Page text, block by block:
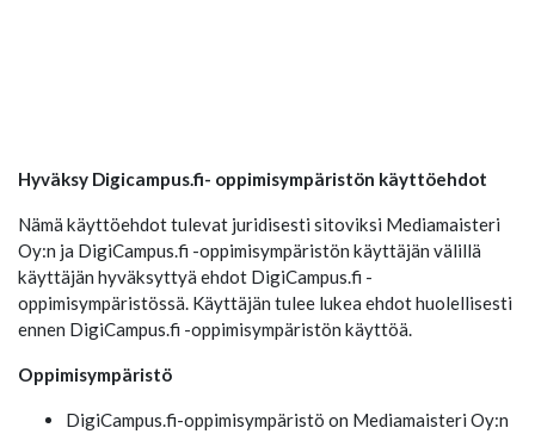
Hyväksy Digicampus.fi- oppimisympäristön käyttöehdot
Nämä käyttöehdot tulevat juridisesti sitoviksi Mediamaisteri
Oy:n ja DigiCampus.fi -oppimisympäristön käyttäjän välillä
käyttäjän hyväksyttyä ehdot DigiCampus.fi -
oppimisympäristössä. Käyttäjän tulee lukea ehdot huolellisesti
ennen DigiCampus.fi -oppimisympäristön käyttöä.
Oppimisympäristö
DigiCampus.fi-oppimisympäristö on Mediamaisteri Oy:n